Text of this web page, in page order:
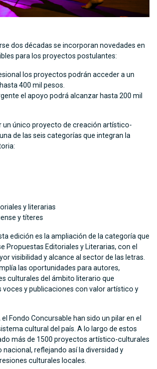
dos décadas se incorporan novedades en
para los proyectos postulantes:
los proyectos podrán acceder a un
400 mil pesos.
el apoyo podrá alcanzar hasta 200 mil
un único proyecto de creación artístico-
de las seis categorías que integran la
y literarias
y títeres
edición es la ampliación de la categoría que
Propuestas Editoriales y Literarias, con el
visibilidad y alcance al sector de las letras.
las oportunidades para autores,
culturales del ámbito literario que
voces y publicaciones con valor artístico y
Fondo Concursable han sido un pilar en el
cultural del país. A lo largo de estos
más de 1500 proyectos artístico-culturales
reflejando así la diversidad y
culturales locales.